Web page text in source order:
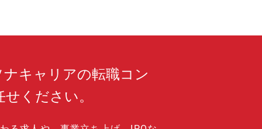
キャリアの転職コン
ください。